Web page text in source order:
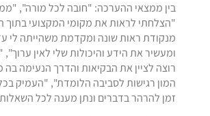
בין ממצאי ההערכה: "חובה לכל מורה",
"הצלחתי לראות את מקומי המקצועי בתוך
מנקודת ראות שונה ומקדמת משהייתה לי
ומעשיר את הידע והיכולות שלי לאין
רוצה לציין את הבקיאות והדרך הנעימה
המון רגישות לסביבה הלומדת", "העמיק
זמן להרהר בדברים ונתן מענה לכל